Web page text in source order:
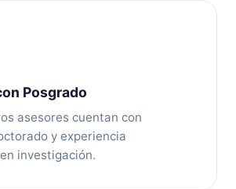
Posgrado
asesores cuentan con
y experiencia
investigación.